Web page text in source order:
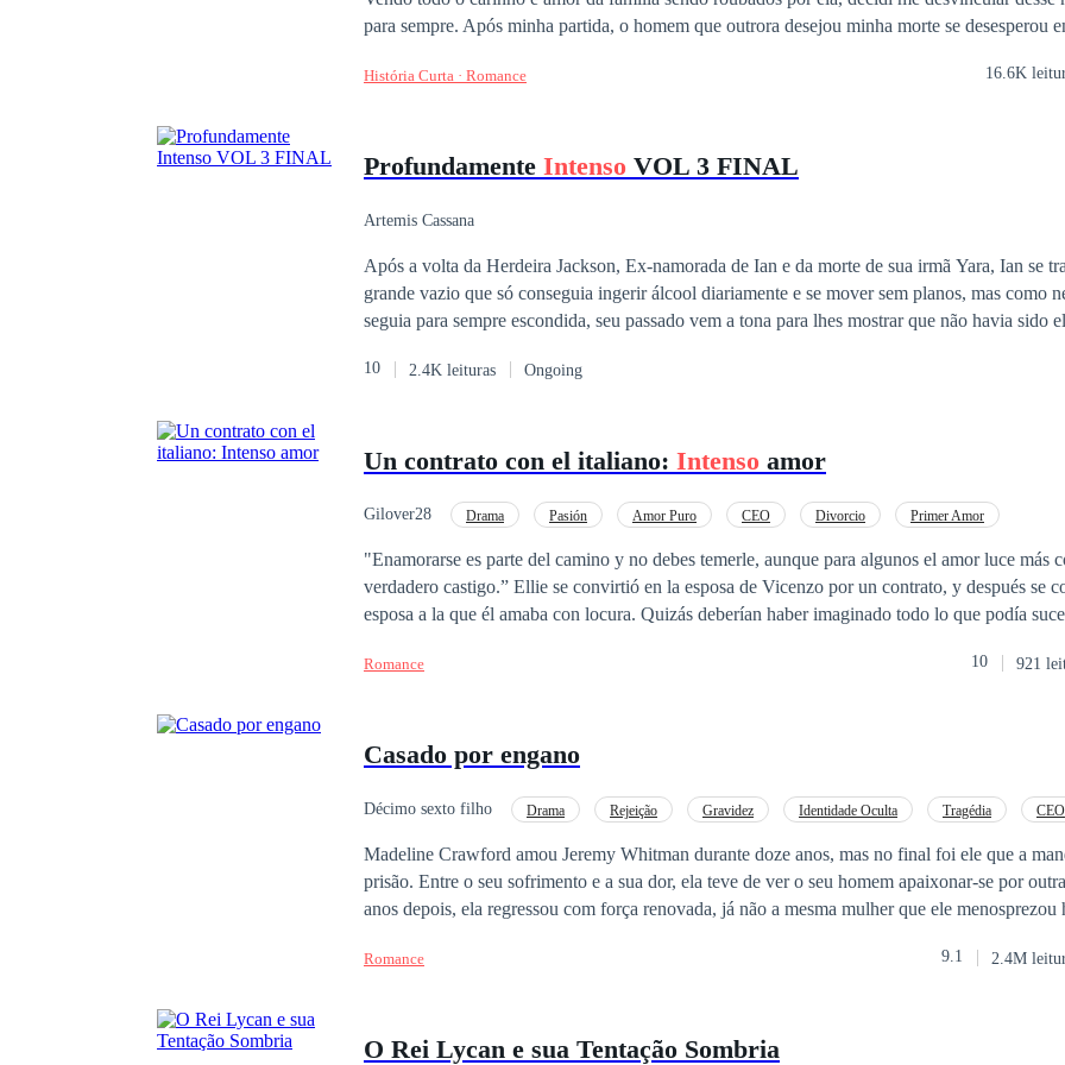
para sempre. Após minha partida, o homem que outrora desejou minha morte se desesperou
História Curta · Romance 16.6K
Profundamente Intenso VOL 3 FINAL
Artemis Cassana
Após a volta da Herdeira Jackson, Ex-namorada de Ian e da morte de sua irmã Yara, Ian se
grande vazio que só conseguia ingerir álcool diariamente e se mover sem planos, mas como
seguia para sempre escondida, seu passado vem a tona para lhes mostrar que não havia sido
dose de ódio diretamente do inferno, pois sua mãe, estava viva.
10 2.4K leituras Ongoing
Un contrato con el italiano: Intenso amor
Gilover28 Drama Pasión Amor Puro CEO Divorcio Primer Amor
"Enamorarse es parte del camino y no debes temerle, aunque para algunos el amor luce más
verdadero castigo.” Ellie se convirtió en la esposa de Vicenzo por un contrato, y después se convirtió en la
esposa a la que él amaba con locura. Quizás deberían haber imaginado todo lo que podía
que este amor les traería. Vicenzo fue atacado a causa de la ambición de otros, Ellie tuvo que
¿Al fin podrán vivir elintenso
Romance 10 921
Casado por engano
Décimo sexto filho Drama Rejeição Gravidez Identidade Oculta Tragédia CEO
Madeline Crawford amou Jeremy Whitman durante doze anos, mas no final foi ele que a
prisão. Entre o seu sofrimento e a sua dor, ela teve de ver o seu homem apaixonar-se por
anos depois, ela regressou com força renovada, já não a mesma mulher que ele menosprezou
quando ela está prestes a ter a sua vingança com o homem que a injustiçou... Ele passa
de agora, vou passar o resto da minha vida a tentar compensá-la". Ao que Madeline responde:
Romance 9.1 2.4M
O Rei Lycan e sua Tentação Sombria